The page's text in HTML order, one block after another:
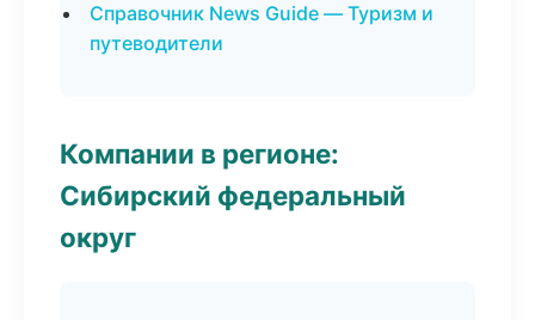
Справочник News Guide — Туризм и
путеводители
Компании в регионе:
Сибирский федеральный
округ